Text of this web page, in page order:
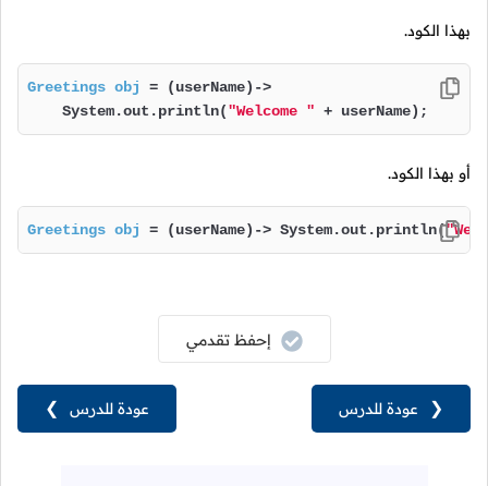
بهذا الكود.
Greetings obj = (userName)->
    System.out.println(
"Welcome " + userName);
أو بهذا الكود.
Greetings obj = (userName)-> System.out.println(
عودة للدرس ❯
إحفظ تقدمي
❮ عودة للدرس